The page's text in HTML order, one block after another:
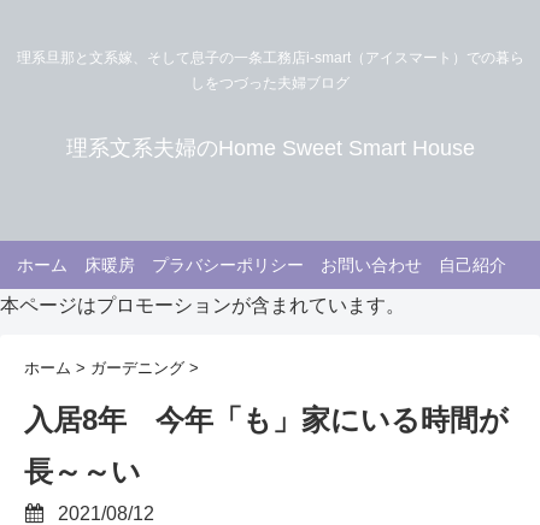
理系旦那と文系嫁、そして息子の一条工務店i-smart（アイスマート）での暮ら
しをつづった夫婦ブログ
理系文系夫婦のHome Sweet Smart House
ホーム 床暖房 プラバシーポリシー お問い合わせ 自己紹介
本ページはプロモーションが含まれています。
ホーム > ガーデニング >
入居8年 今年「も」家にいる時間が
長～～い
2021/08/12